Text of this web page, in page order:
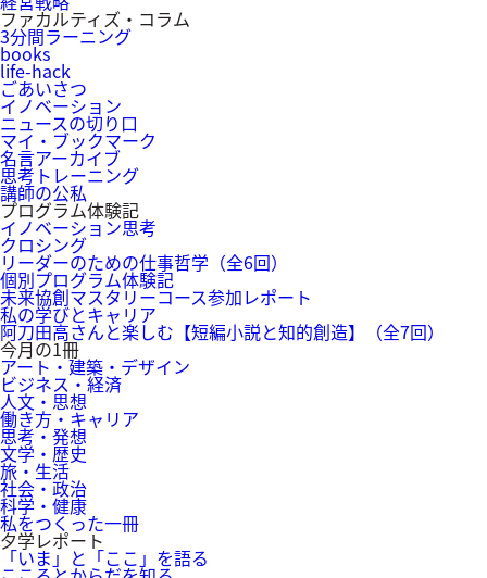
ファカルティズ・コラム
3分間ラーニング
books
life-hack
ごあいさつ
イノベーション
ニュースの切り口
マイ・ブックマーク
名言アーカイブ
思考トレーニング
講師の公私
プログラム体験記
イノベーション思考
クロシング
リーダーのための仕事哲学（全6回）
個別プログラム体験記
未来協創マスタリーコース参加レポート
私の学びとキャリア
阿刀田高さんと楽しむ【短編小説と知的創造】（全7回）
今月の1冊
アート・建築・デザイン
ビジネス・経済
人文・思想
働き方・キャリア
思考・発想
文学・歴史
旅・生活
社会・政治
科学・健康
私をつくった一冊
夕学レポート
「いま」と「ここ」を語る